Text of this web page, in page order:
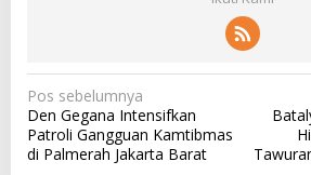
N
a
v
Pos sebelumnya
Den Gegana Intensifkan
Patroli Gangguan Kamtibmas
di Palmerah Jakarta Barat